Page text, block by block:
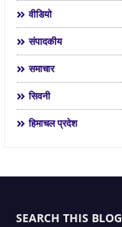
वीडियो
संपादकीय
समाचार
सिवनी
हिमाचल प्रदेश
SEARCH THIS BLOG